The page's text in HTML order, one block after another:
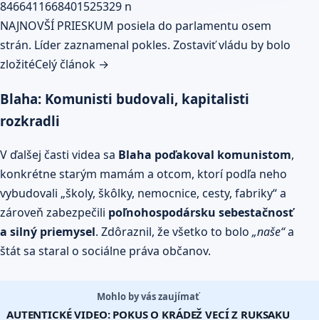
NAJNOVŠÍ PRIESKUM posiela do parlamentu osem
strán. Líder zaznamenal pokles. Zostaviť vládu by bolo
zložitéCelý článok →
Blaha: Komunisti budovali, kapitalisti
rozkradli
V ďalšej časti videa sa Blaha poďakoval komunistom,
konkrétne starým mamám a otcom, ktorí podľa neho
vybudovali „školy, škôlky, nemocnice, cesty, fabriky“ a
zároveň zabezpečili poľnohospodársku sebestačnosť
a silný priemysel. Zdôraznil, že všetko to bolo „naše“a
štát sa staral o sociálne práva občanov.
Mohlo by vás zaujímať
AUTENTICKÉ VIDEO: POKUS O KRÁDEŽ VECÍ Z RUKSAKU